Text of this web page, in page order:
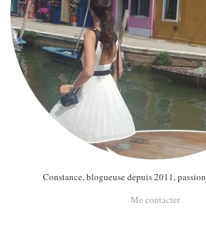
Constance, blogueuse depuis 2011,
Me contacter